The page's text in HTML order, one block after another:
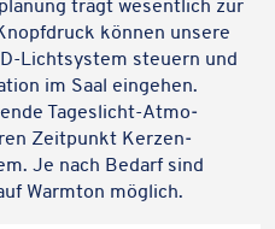
trägt wesent­lich zur
können unsere
Licht­sys­tem steuern und
im Saal einge­hen.
Tages­licht-Atmo­
Zeit­punkt Kerzen­
Je nach Bedarf sind
Warmton möglich.